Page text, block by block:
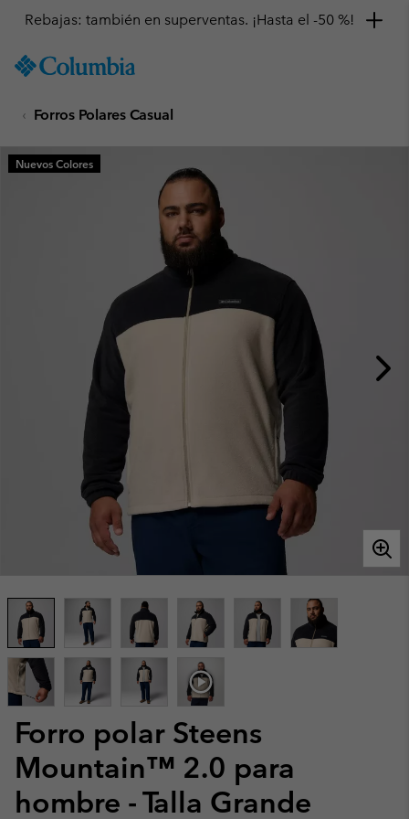
TO
SKIP
MAIN
NAV
Rebajas: también en superventas. ¡Hasta el -50 %!
Forros Polares Casual
Forro polar Steens
Mountain™ 2.0 para
hombre - Talla Grande
Nuevos Colores